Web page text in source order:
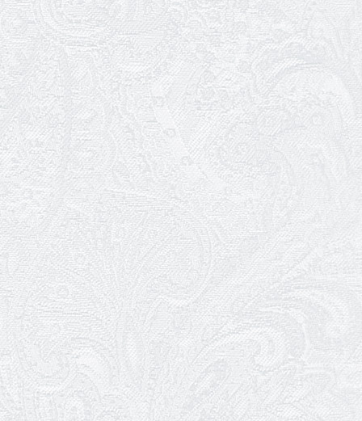
02.02.2026
Конкурс на заміщення вакантних
посад
30.01.2026
Ювілей Анжеліки Кураш
27.01.2026
Зміни в репертуарі січня
24.01.2026
Ювілей Наталії Сидоренко
23.01.2026
Вітаємо з прем'єрою Віталія